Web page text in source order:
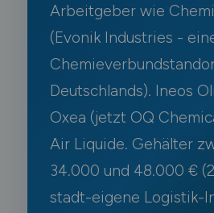
Arbeitgeber wie
(Evonik Industries -
Deutschlands). Ineos
Oxea (jetzt OQ
Air Liquide. Gehälter
34.000 und 48.000 €
stadt-eigene Logistik-